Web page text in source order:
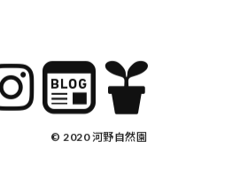
© 2020 河野自然園